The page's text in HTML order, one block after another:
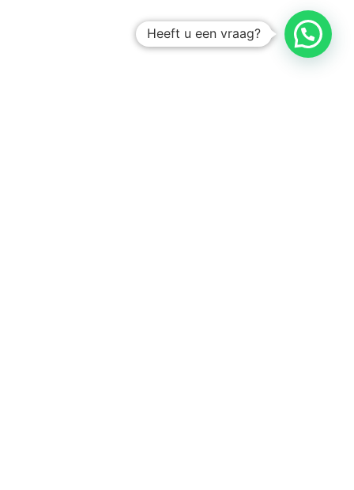
Heeft u een vraag?